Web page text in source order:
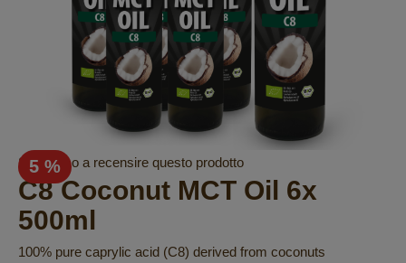
Vai
all'inizio
della
galleria
di
immagini
5 %
Sii il primo a recensire questo prodotto
C8 Coconut MCT Oil 6x
500ml
100% pure caprylic acid (C8) derived from coconuts